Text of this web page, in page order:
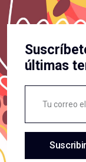
últimas